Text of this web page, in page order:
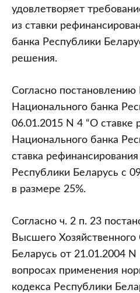
удовлетворяет
из ставки
банка Республики
решения.
Согласно постановлению
Национального банка
06.01.2015 N 4 “О ставке
Национального банка
ставка
Республики Беларусь с
в размере 25%.
Согласно ч. 2 п. 23
Высшего
Беларусь от 21.01.2004
вопросах применения
кодекса Республики